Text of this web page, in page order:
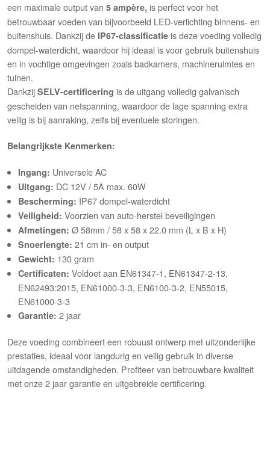
een maximale output van5 ampère, is perfect voor het
betrouwbaar voeden van bijvoorbeeld LED‑verlichting binnens‑ en
buitenshuis. Dankzij de IP67-classificatie is deze voeding volledig
dompel-waterdicht, waardoor hij ideaal is voor gebruik buitenshuis
en in vochtige omgevingen zoals badkamers, machineruimtes en
tuinen.
DankzijSELV‑certificering is de uitgang volledig galvanisch
gescheiden van netspanning, waardoor de lage spanning extra
veilig is bij aanraking, zelfs bij eventuele storingen.
Belangrijkste Kenmerken:
Ingang: Universele AC
Uitgang: DC 12V / 5A max. 60W
Bescherming: IP67 dompel-waterdicht
Veiligheid: Voorzien van auto-herstel beveiligingen
Afmetingen: Ø 58mm / 58 x 58 x 22.0 mm (L x B x H)
Snoerlengte: 21 cm in- en output
Gewicht: 130 gram
Certificaten: Voldoet aan EN61347-1, EN61347-2-13,
EN62493:2015, EN61000-3-3, EN6100-3-2, EN55015,
EN61000-3-3
Garantie: 2 jaar
Deze voeding combineert een robuust ontwerp met uitzonderlijke
prestaties, ideaal voor langdurig en veilig gebruik in diverse
uitdagende omstandigheden. Profiteer van betrouwbare kwaliteit
met onze 2 jaar garantie en uitgebreide certificering.